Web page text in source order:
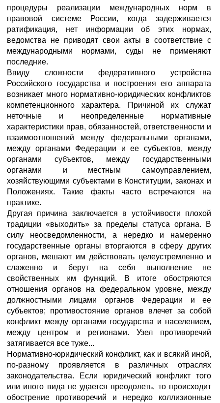
процедуры реализации международных норм в
правовой системе России, когда задерживается
ратификация, нет информации об этих нормах,
ведомства не приводят свои акты в соответствие с
международными нормами, суды не применяют
последние.
Ввиду сложности федеративного устройства
Российского государства и построения его аппарата
возникает много нормативно-юридических конфликтов
компетенционного характера. Причиной их служат
неточные и неопределенные нормативные
характеристики прав, обязанностей, ответственности и
взаимоотношений между федеральными органами,
между органами Федерации и ее субъектов, между
органами субъектов, между государственными
органами и местным самоуправлением,
хозяйствующими субъектами в Конституции, законах и
Положениях. Такие факты часто встречаются на
практике.
Другая причина заключается в устойчивости плохой
традиции «выходить» за пределы статуса органа. В
силу неосведомленности, а нередко и намеренно
государственные органы вторгаются в сферу других
органов, мешают им действовать целеустремленно и
слаженно и берут на себя выполнение не
свойственных им функций. В итоге обостряются
отношения органов на федеральном уровне, между
должностными лицами органов Федерации и ее
субъектов; противостояние органов влечет за собой
конфликт между органами государства и населением,
между центром и регионами. Узел противоречий
затягивается все туже...
Нормативно-юридический конфликт, как и всякий иной,
по-разному проявляется в различных отраслях
законодательства. Если юридический конфликт того
или иного вида не удается преодолеть, то происходит
обострение противоречий и нередко коллизионные